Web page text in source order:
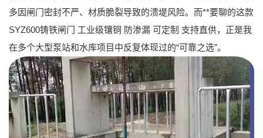
多因闸门密封不严、材质脆裂导致的溃堤风险。而**要聊的这款
SYZ600铸铁闸门 工业级镶铜 防渗漏 可定制 支持直供，正是我
在多个大型泵站和水库项目中反复体现过的“可靠之选”。